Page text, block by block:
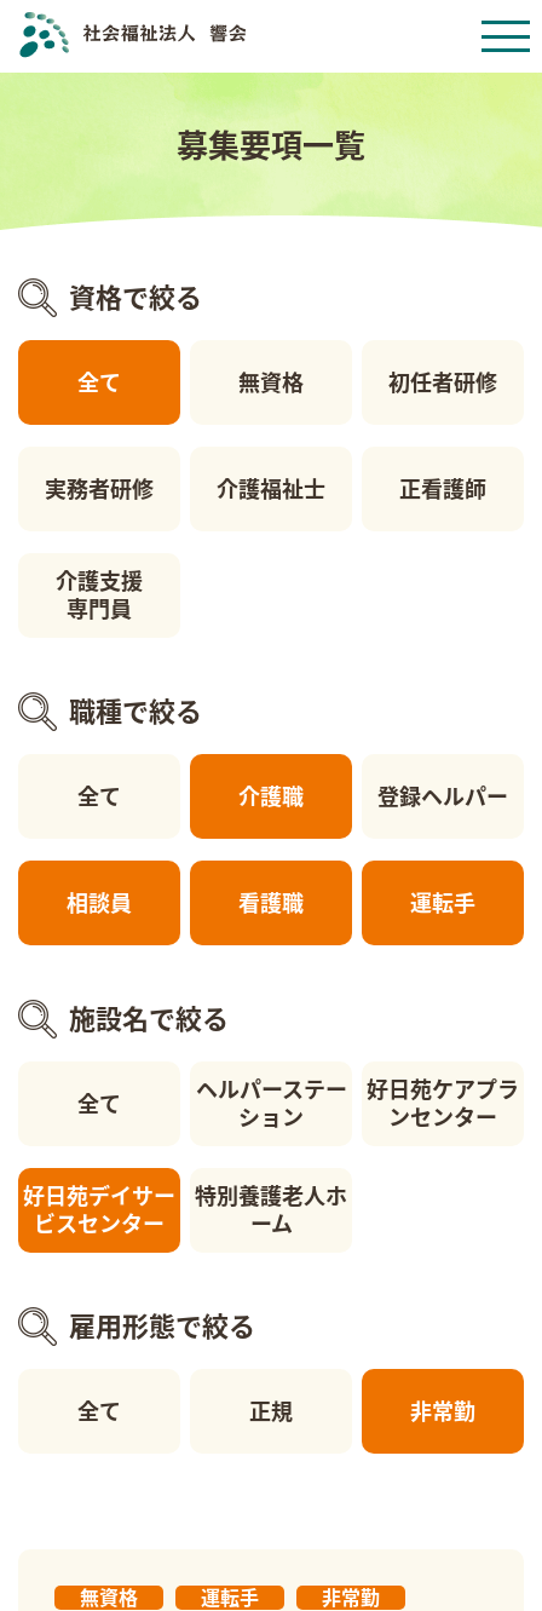
募集要項一覧
資格で絞る
全て 無資格 初任者研修
実務者研修 介護福祉士 正看護師
介護支援
専門員
職種で絞る
全て 介護職 登録ヘルパー
相談員 看護職 運転手
施設名で絞る
全て
ヘルパーステー
ション
好日苑ケアプラ
ンセンター
好日苑デイサー
ビスセンター
特別養護老人ホ
ーム
雇用形態で絞る
全て 正規 非常勤
無資格 運転手
非常勤